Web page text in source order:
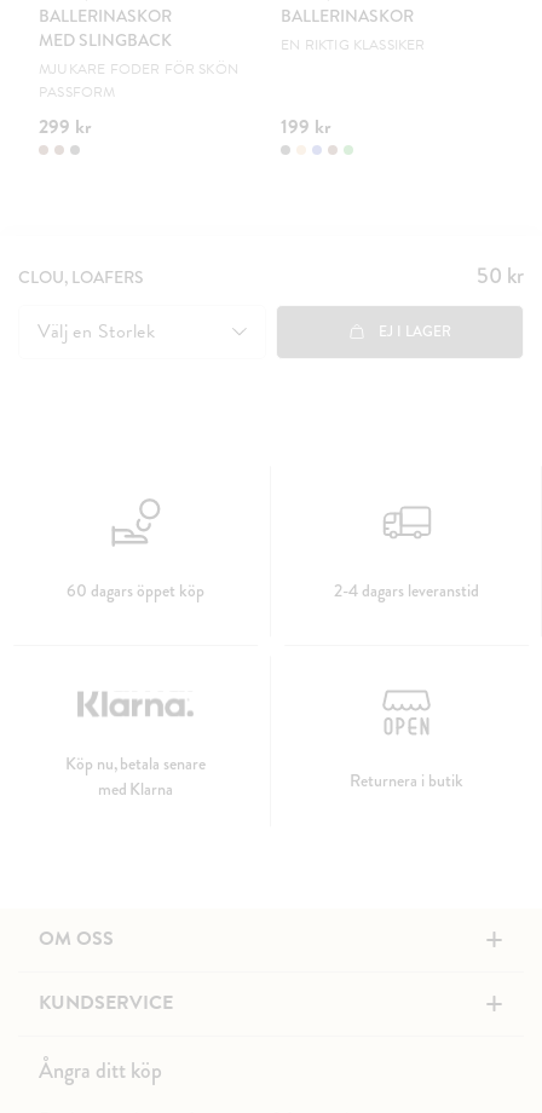
BALLERINASKOR
MED SLINGBACK
MJUKARE FODER FÖR SKÖN
PASSFORM
299 kr
BALLERINASKOR
EN RIKTIG KLASSIKER
199 kr
CLOU, LOAFERS Pris:
50 kr
50 kr
Välj en Storlek EJ I LAGER
60 dagars öppet köp 2-4 dagars leveranstid
Köp nu, betala senare
med Klarna
Returnera i butik
OM OSS +
KUNDSERVICE +
Ångra ditt köp